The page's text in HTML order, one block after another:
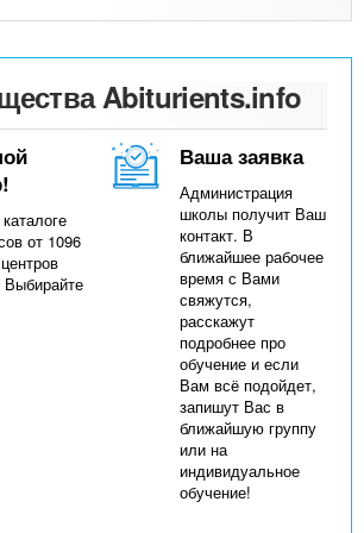
Abiturients.info
от 1096
Выбирайте
Ваша заявка
Администрация
школы получит Ваш
контакт. В
ближайшее рабочее
время с Вами
свяжутся,
расскажут
подробнее про
обучение и если
Вам всё подойдет,
запишут Вас в
ближайшую группу
или на
индивидуальное
обучение!